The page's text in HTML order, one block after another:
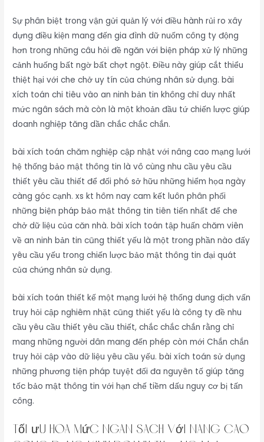
Sự phân biệt trong vận gửi quản lý với điều hành rủi ro xây
dựng điều kiện mang đến gia đình dữ nuốm công ty động
hơn trong những câu hỏi đề ngăn với biện pháp xử lý những
cảnh huống bất ngờ bất chợt ngột. Điều này giúp cắt thiểu
thiệt hại với che chở uy tín của chứng nhân sử dụng. bài
xích toán chi tiêu vào an ninh bản tin không chỉ duy nhất
mức ngân sách mà còn là một khoản đầu tứ chiến lược giúp
doanh nghiệp tăng dần chắc chắc chắn.
bài xích toán chăm nghiệp cập nhật với nâng cao mạng lưới
hệ thống bảo mật thông tin là vô cùng nhu cầu yêu cầu
thiết yêu cầu thiết để đối phó sở hữu những hiểm họa ngày
càng góc cạnh. xs kt hôm nay cam kết luôn phân phối
những biện pháp bảo mật thông tin tiên tiến nhất để che
chở dữ liệu của căn nhà. bài xích toán tập huấn chăm viên
về an ninh bản tin cũng thiết yếu là một trong phần nào đấy
yêu cầu yếu trong chiến lược bảo mật thông tin đại quát
của chứng nhân sử dụng.
bài xích toán thiết kế một mạng lưới hệ thống dung dịch vấn
truy hỏi cập nghiêm nhặt cũng thiết yếu là công ty đề nhu
cầu yêu cầu thiết yêu cầu thiết, chắc chắc chắn rằng chỉ
mang những người dân mang đến phép còn mới Chắn chắn
truy hỏi cập vào dữ liệu yêu cầu yếu. bài xích toán sử dụng
những phương tiện pháp tuyệt đối đa nguyên tố giúp tăng
tốc bảo mật thông tin với hạn chế tiềm dấu nguy cơ bị tấn
công.
Tối ưu hóa mức ngân sách với nâng cao